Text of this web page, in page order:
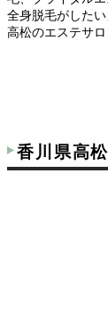
全身脱毛がした
高松のエステサロ
香川県高